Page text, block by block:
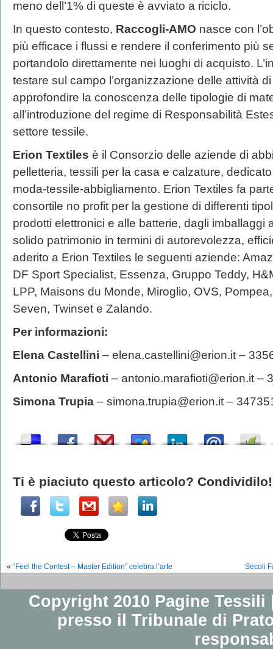
meno dell’1% di queste è avviato a riciclo.
In questo contesto, Raccogli-AMO nasce con
più efficace i flussi e rendere il conferimento più
portandolo direttamente nei luoghi di acquisto.
testare sul campo l’organizzazione delle attività
approfondire la conoscenza delle tipologie di
all’introduzione del regime di Responsabilità
settore tessile.
Erion Textiles è il Consorzio delle aziende di
pelletteria, tessili per la casa e calzature,
moda-tessile-abbigliamento. Erion Textiles fa
consortile no profit per la gestione di differenti
prodotti elettronici e alle batterie, dagli imballaggi
solido patrimonio in termini di autorevolezza,
aderito a Erion Textiles le seguenti aziende:
DF Sport Specialist, Essenza, Gruppo Teddy,
LPP, Maisons du Monde, Miroglio, OVS,
Seven, Twinset e Zalando.
Per informazioni:
Elena Castellini – elena.castellini@erion.it –
Antonio Marafioti – antonio.marafioti@erion.it –
Simona Trupia – simona.trupia@erion.it –
Ti è piaciuto questo articolo? Condividilo!
« “Feel the Contest – Master Edition” celebra l’arte Secoli
Copyright 2010 Pagine
presso il Tribunale di